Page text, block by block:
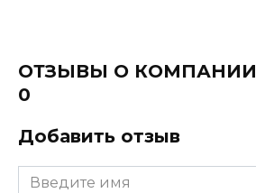
ОТЗЫВЫ О КОМПАНИИ
0
Добавить отзыв